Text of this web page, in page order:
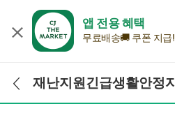
앱 전용 혜택
무료배송🚚 쿠폰 지급!
검색어 입력